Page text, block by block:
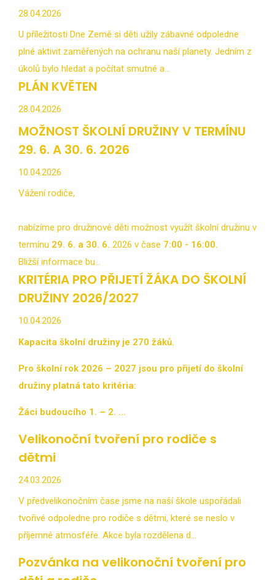
28.04.2026
U příležitosti Dne Země si děti užily zábavné odpoledne
plné aktivit zaměřených na ochranu naší planety. Jedním z
úkolů bylo hledat a počítat smutné a...
PLÁN KVĚTEN
28.04.2026
MOŽNOST ŠKOLNÍ DRUŽINY V TERMÍNU
29. 6. A 30. 6. 2026
10.04.2026
Vážení rodiče,
nabízíme pro družinové děti možnost využít školní družinu v
termínu 29. 6. a 30. 6. 2026 v čase 7:00 - 16:00.
Bližší informace bu...
KRITÉRIA PRO PŘIJETÍ ŽÁKA DO ŠKOLNÍ
DRUŽINY 2026/2027
10.04.2026
Kapacita školní družiny je 270 žáků.
Pro školní rok 2026 – 2027 jsou pro přijetí do školní
družiny platná tato kritéria:
Žáci budoucího 1. – 2. ...
Velikonoční tvoření pro rodiče s
dětmi
24.03.2026
V předvelikonočním čase jsme na naší škole uspořádali
tvořivé odpoledne pro rodiče s dětmi, které se neslo v
příjemné atmosféře. Akce byla rozdělena d...
Pozvánka na velikonoční tvoření pro